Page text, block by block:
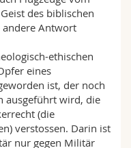
des biblischen
andere Antwort
ethischen
eines
ist, der noch
ausgeführt wird, die
(die
verstossen. Darin ist
nur gegen Militär